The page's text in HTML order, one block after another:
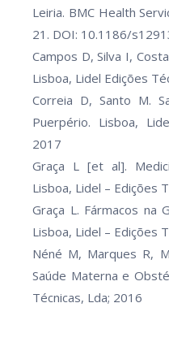
Leiria. BMC Health
21. DOI: 10.1186/
Campos D, Silva I,
Lisboa, Lidel Edições
Correia D, Santo M.
Puerpério. Lisboa,
2017
Graça L [et al].
Lisboa, Lidel – Edições
Graça L. Fármacos na
Lisboa, Lidel – Edições
Néné M, Marques R,
Saúde Materna e
Técnicas, Lda; 2016